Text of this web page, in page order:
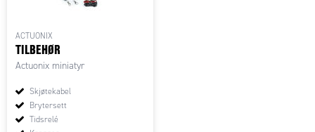
ACTUONIX
TILBEHØR
Actuonix miniatyr
Skjøtekabel
Brytersett
Tidsrelé